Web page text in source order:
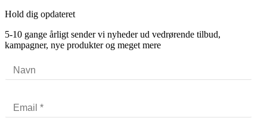
Hold dig opdateret
5-10 gange årligt sender vi nyheder ud vedrørende tilbud,
kampagner, nye produkter og meget mere